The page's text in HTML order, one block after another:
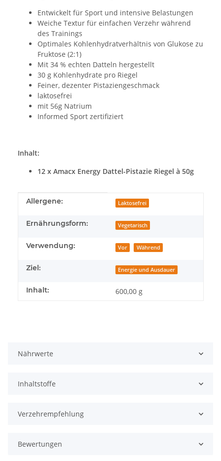
Entwickelt für Sport und intensive Belastungen
Weiche Textur für einfachen Verzehr während
des Trainings
Optimales Kohlenhydratverhältnis von Glukose zu
Fruktose (2:1)
Mit 34 % echten Datteln hergestellt
30 g Kohlenhydrate pro Riegel
Feiner, dezenter Pistaziengeschmack
laktosefrei
mit 56g Natrium
Informed Sport zertifiziert
Inhalt:
12 x Amacx Energy Dattel-Pistazie Riegel à 50g
Produkteigenschaft
Wert
Allergene: Laktosefrei
Ernährungsform: Vegetarisch
Verwendung: Vor Während
Ziel: Energie und Ausdauer
Inhalt: 600,00 g
Nährwerte
Inhaltstoffe
Verzehrempfehlung
Bewertungen